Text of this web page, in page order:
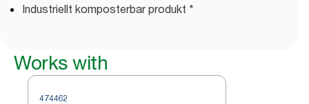
Industriellt komposterbar produkt *
Works with
474462